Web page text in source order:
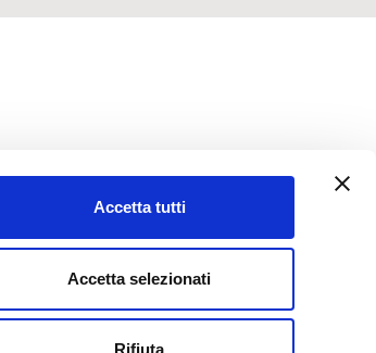
Accetta tutti
Accetta selezionati
Rifiuta